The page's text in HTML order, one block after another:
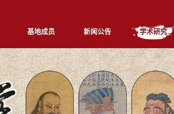
基地成员 新闻公告 学术研究